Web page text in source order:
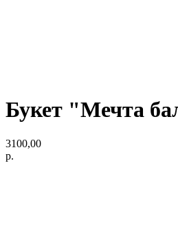
Букет "Мечта
3100,00
р.